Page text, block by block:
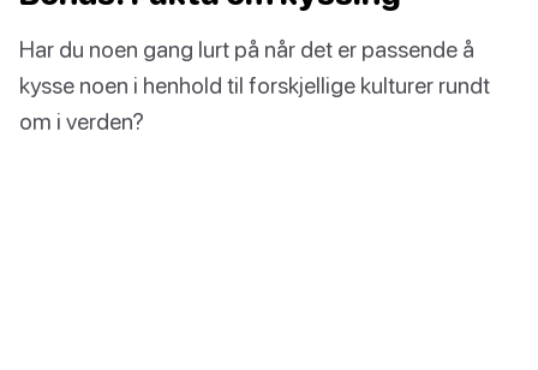
Har du noen gang lurt på når det er passende å
kysse noen i henhold til forskjellige kulturer rundt
om i verden?